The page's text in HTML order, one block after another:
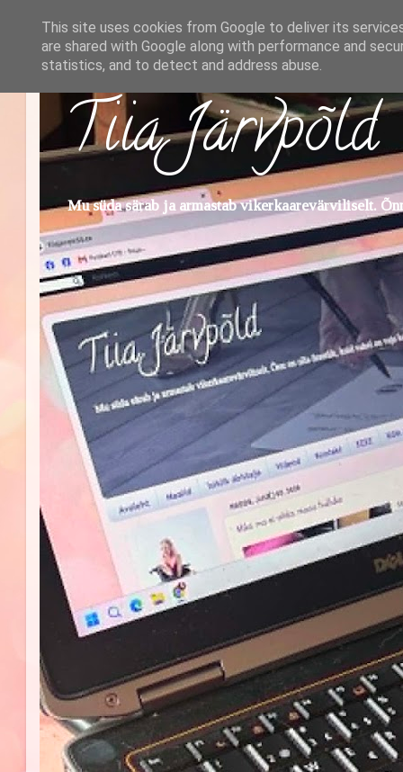
Tiia Järvpõld
Mu süda särab ja armastab vikerkaarevärviliselt.
This site uses cookies from Google to deliver its
are shared with Google along with performance and
statistics, and to detect and address abuse.